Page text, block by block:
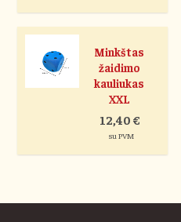
Minkštas
žaidimo
kauliukas
XXL
12,40 €
su PVM